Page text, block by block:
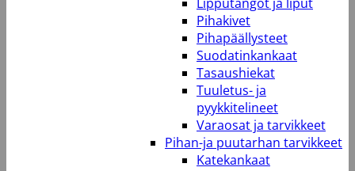
Pihakivet
Pihapäällysteet
Suodatinkankaat
Tasaushiekat
Tuuletus- ja
pyykkitelineet
Varaosat ja tarvikkeet
Pihan-ja puutarhan tarvikkeet
Katekankaat